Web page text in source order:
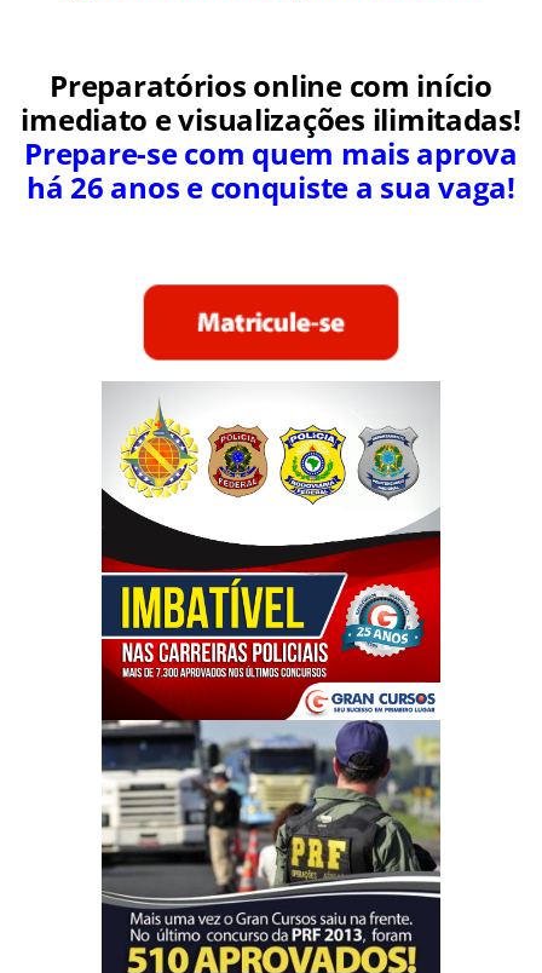
Preparatórios online com início
imediato e visualizações ilimitadas!
Prepare-se com quem mais aprova
há 26 anos e conquiste a sua vaga!